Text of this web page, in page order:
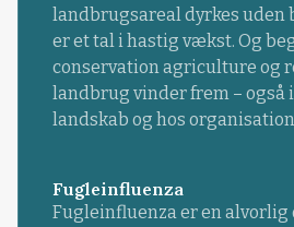
landbrugsareal dyrkes uden
er et tal i hastig vækst. Og
conservation agriculture og
landbrug vinder frem – også
landskab og hos
Fugleinfluenza
Fugleinfluenza er en alvorlig